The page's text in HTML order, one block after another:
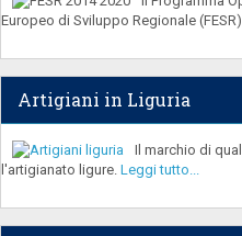
Europeo di Sviluppo Regionale
Artigiani in Liguria
Il marchio di
l'artigianato ligure.Leggi tutto...